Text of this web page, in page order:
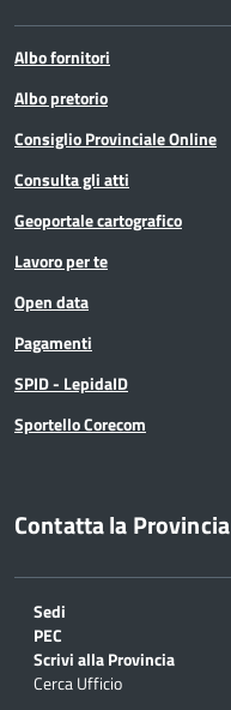
Albo fornitori
Albo pretorio
Consiglio Provinciale Online
Consulta gli atti
Geoportale cartografico
Lavoro per te
Open data
Pagamenti
SPID - LepidaID
Sportello Corecom
Contatta la Provincia
Sedi
PEC
Scrivi alla Provincia
Cerca Ufficio